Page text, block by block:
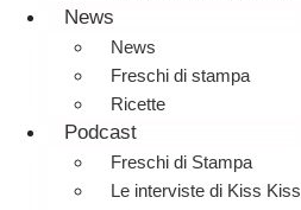
News
News
Freschi di stampa
Ricette
Podcast
Freschi di Stampa
Le interviste di Kiss Kiss